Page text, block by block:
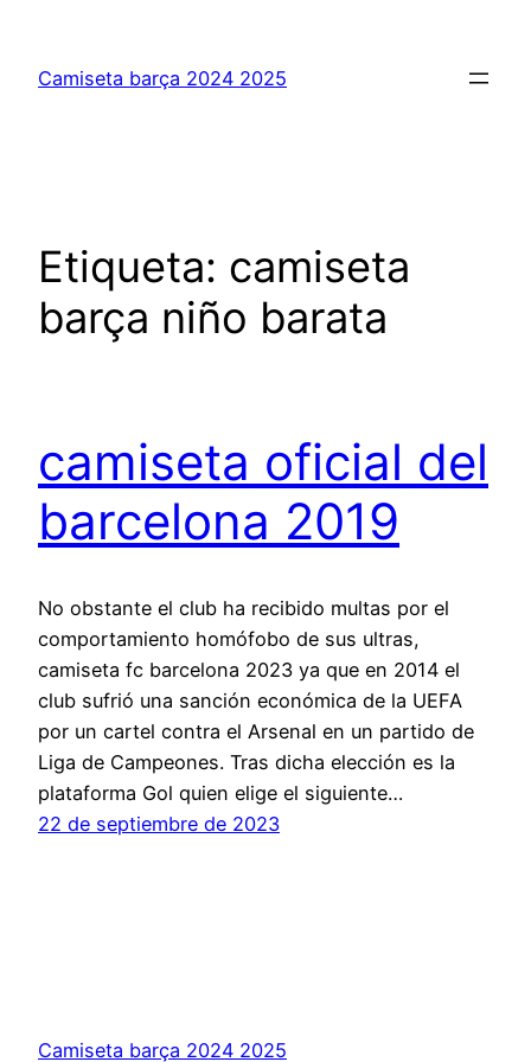
contenido
Camiseta barça 2024 2025
Etiqueta: camiseta
barça niño barata
camiseta oficial del
barcelona 2019
No obstante el club ha recibido multas por el
comportamiento homófobo de sus ultras,
camiseta fc barcelona 2023 ya que en 2014 el
club sufrió una sanción económica de la UEFA
por un cartel contra el Arsenal en un partido de
Liga de Campeones. Tras dicha elección es la
plataforma Gol quien elige el siguiente…
22 de septiembre de 2023
Camiseta barça 2024 2025